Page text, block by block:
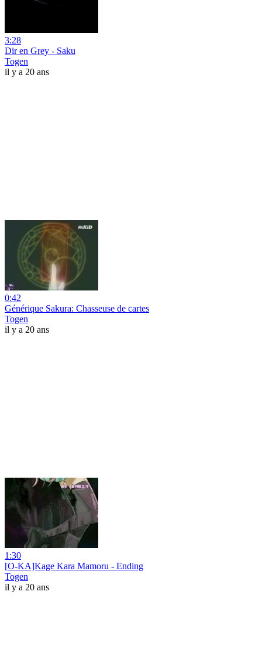
3:28
Dir en Grey - Saku
Togen
il y a 20 ans
0:42
Générique Sakura: Chasseuse de cartes
Togen
il y a 20 ans
1:30
[O-KA]Kage Kara Mamoru - Ending
Togen
il y a 20 ans